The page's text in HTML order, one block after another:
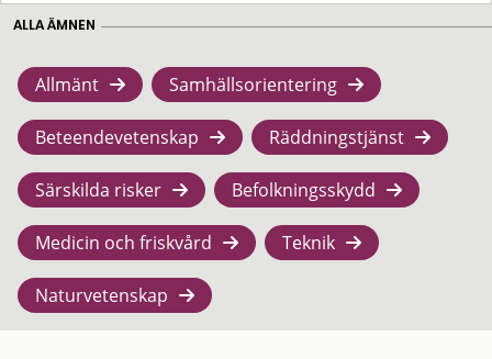
ALLA ÄMNEN
Allmänt Samhällsorientering
Beteendevetenskap Räddningstjänst
Särskilda risker Befolkningsskydd
Medicin och friskvård Teknik
Naturvetenskap